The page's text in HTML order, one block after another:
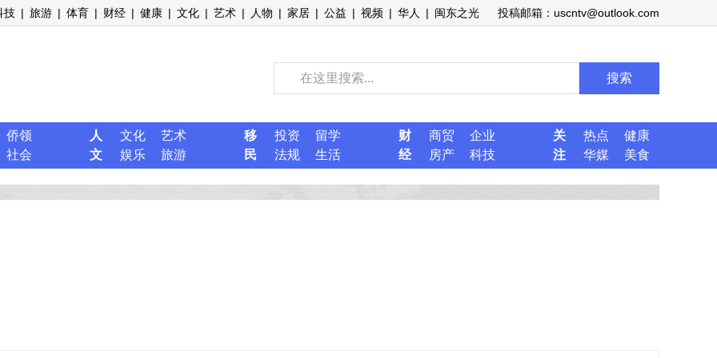
技 | 旅游 | 体育 | 财经 | 健康 | 文化 | 艺术 | 人物 | 家居 | 公益 | 视频 | 华人 | 闽东之光 投稿邮箱：uscntv@outlook.com
搜索
侨领
社会
人
文
文化
艺术
娱乐
旅游
移
民
投资
留学
法规
生活
财
经
商贸
企业
房产
科技
关
注
热点
健康
华媒
美食